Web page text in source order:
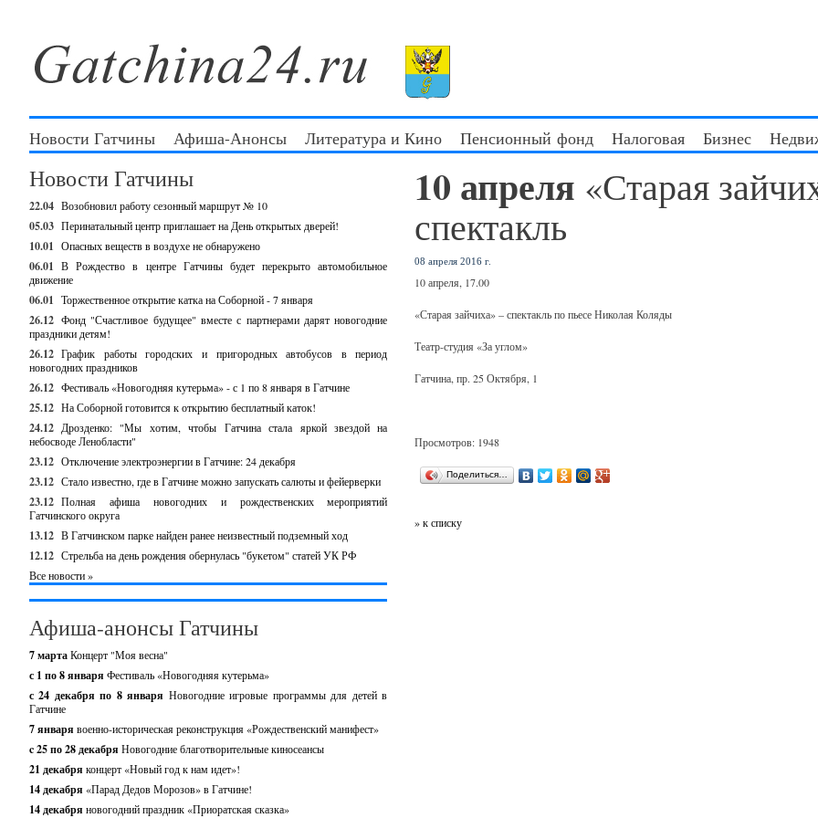
Новости Гатчины Афиша-Анонсы Литература и Кино Пенсионный фонд Налоговая Бизнес
Новости Гатчины
22.04 Возобновил работу сезонный маршрут № 10
05.03 Перинатальный центр приглашает на День открытых дверей!
10.01 Опасных веществ в воздухе не обнаружено
06.01 В Рождество в центре Гатчины будет перекрыто автомобильное
движение
06.01 Торжественное открытие катка на Соборной - 7 января
26.12 Фонд "Счастливое будущее" вместе с партнерами дарят новогодние
праздники детям!
26.12 График работы городских и пригородных автобусов в период
новогодних праздников
26.12 Фестиваль «Новогодняя кутерьма» - с 1 по 8 января в Гатчине
25.12 На Соборной готовится к открытию бесплатный каток!
24.12 Дрозденко: "Мы хотим, чтобы Гатчина стала яркой звездой на
небосводе Ленобласти"
23.12 Отключение электроэнергии в Гатчине: 24 декабря
23.12 Стало известно, где в Гатчине можно запускать салюты и фейерверки
23.12 Полная афиша новогодних и рождественских мероприятий
Гатчинского округа
13.12 В Гатчинском парке найден ранее неизвестный подземный ход
12.12 Стрельба на день рождения обернулась "букетом" статей УК РФ
Все новости »
Афиша-анонсы Гатчины
7 мартаКонцерт "Моя весна"
с 1 по 8 января Фестиваль «Новогодняя кутерьма»
с 24 декабря по 8 января Новогодние игровые программы для детей в
Гатчине
7 января военно-историческая реконструкция «Рождественский манифест»
c 25 по 28 декабря Новогодние благотворительные киносеансы
21 декабря концерт «Новый год к нам идет»!
14 декабря «Парад Дедов Морозов» в Гатчине!
14 декабря новогодний праздник «Приоратская сказка»
10 апреля «Старая
спектакль
08 апреля 2016 г.
10 апреля, 17.00
«Старая зайчиха» – спектакль по пьесе Николая Коляды
Театр-студия «За углом»
Гатчина, пр. 25 Октября, 1
Просмотров: 1948
Поделиться…
» к списку